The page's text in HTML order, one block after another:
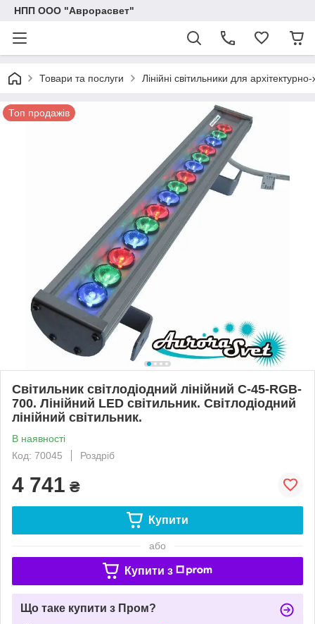
НПП ООО "Аврорасвет"
Товари та послуги Лінійні світильники для
Топ продажів
Світильник світлодіодний лінійний C-45-RGB-
700. Лінійний LED світильник. Світлодіодний
лінійний світильник.
В наявності
Код: 70045
Роздріб
4 741 ₴
Купити
або
Купити з
Що таке купити з Пром?